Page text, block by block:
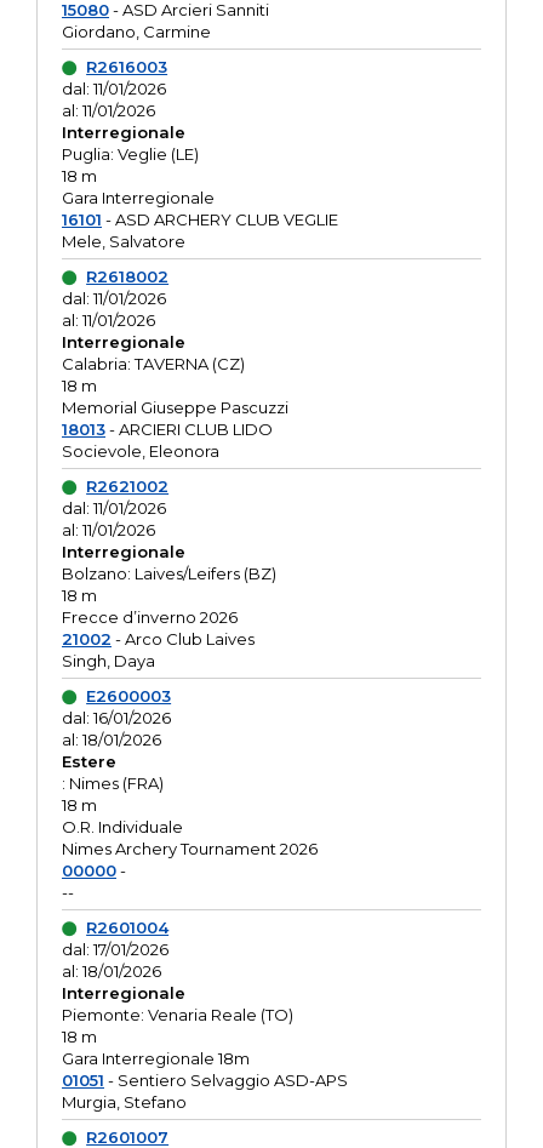
15080- ASD Arcieri Sanniti
Giordano, Carmine
R2616003
dal: 11/01/2026
al: 11/01/2026
Interregionale
Puglia: Veglie (LE)
18 m
Gara Interregionale
16101 - ASD ARCHERY CLUB VEGLIE
Mele, Salvatore
R2618002
dal: 11/01/2026
al: 11/01/2026
Interregionale
Calabria: TAVERNA (CZ)
18 m
Memorial Giuseppe Pascuzzi
18013- ARCIERI CLUB LIDO
Socievole, Eleonora
R2621002
dal: 11/01/2026
al: 11/01/2026
Interregionale
Bolzano: Laives/Leifers (BZ)
18 m
Frecce d’inverno 2026
21002 - Arco Club Laives
Singh, Daya
E2600003
dal: 16/01/2026
al: 18/01/2026
Estere
: Nimes (FRA)
18 m
O.R. Individuale
Nimes Archery Tournament 2026
00000-
--
R2601004
dal: 17/01/2026
al: 18/01/2026
Interregionale
Piemonte: Venaria Reale (TO)
18 m
Gara Interregionale 18m
01051 - Sentiero Selvaggio ASD-APS
Murgia, Stefano
R2601007